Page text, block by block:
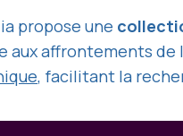
propose une
aux affrontements de
, facilitant la